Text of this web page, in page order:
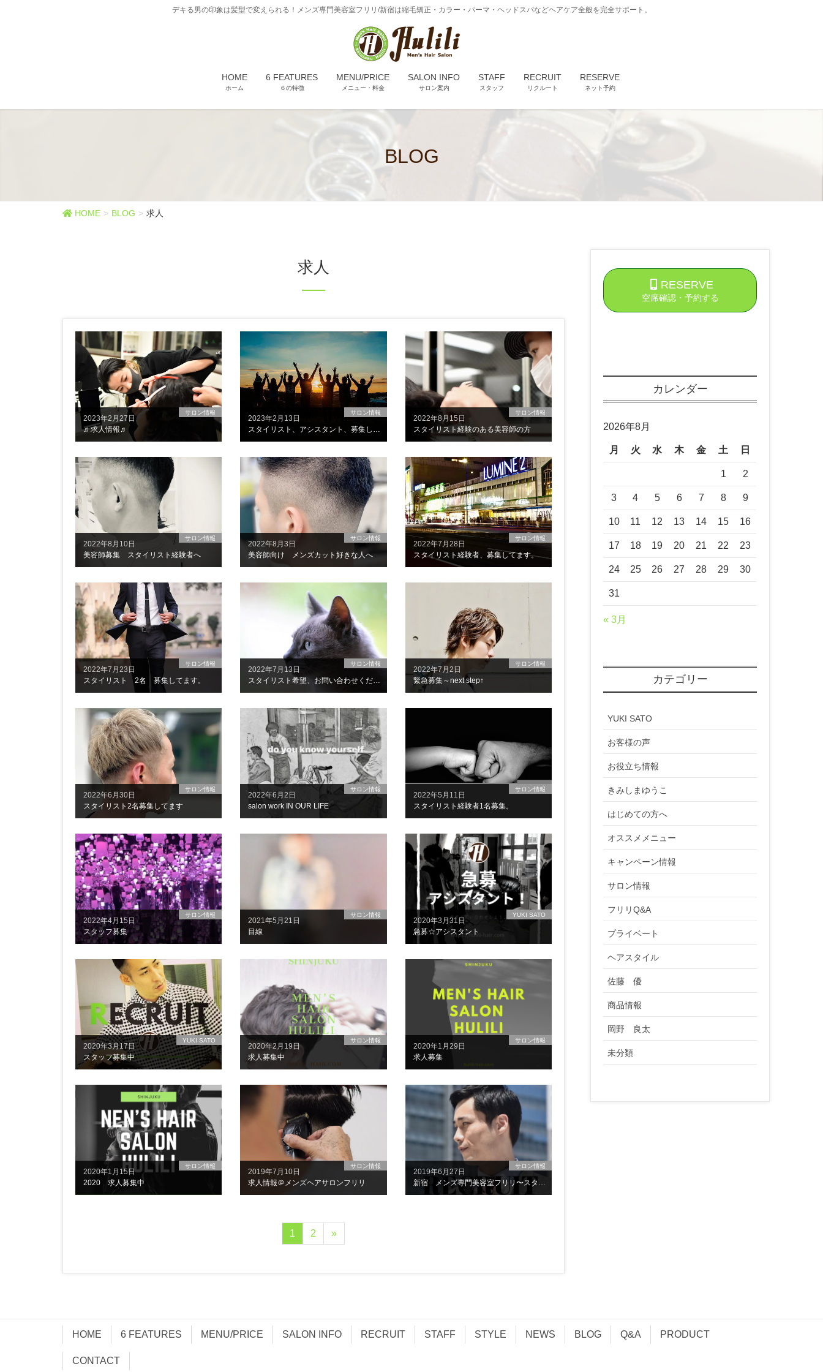
デキる男の印象は髪型で変えられる！メンズ専門美容室フリリ/新宿は縮毛矯正・カラー・パーマ・ヘッドスパなどヘアケア全般を完全サポート。
HOME
ホーム
6 FEATURES
６の特徴
MENU/PRICE
メニュー・料金
SALON INFO
サロン案内
STAFF
スタッフ
RECRUIT
リクルート
RESERVE
ネット予約
BLOG
HOME BLOG 求人
求人
2023年2月27日
サロン情報
♬求人情報♬
2023年2月13日
サロン情報
スタイリスト、アシスタント、募集しております！
2022年8月15日
サロン情報
スタイリスト経験のある美容師の方
2022年8月10日
サロン情報
美容師募集 スタイリスト経験者へ
2022年8月3日
サロン情報
美容師向け メンズカット好きな人へ
2022年7月28日
サロン情報
スタイリスト経験者、募集してます。
2022年7月23日
サロン情報
スタイリスト 2名 募集してます。
2022年7月13日
サロン情報
スタイリスト希望、お問い合わせください。
2022年7月2日
サロン情報
緊急募集～next step↑
2022年6月30日
サロン情報
スタイリスト2名募集してます
2022年6月2日
サロン情報
salon work IN OUR LIFE
2022年5月11日
サロン情報
スタイリスト経験者1名募集。
2022年4月15日
サロン情報
スタッフ募集
2021年5月21日
サロン情報
目線
2020年3月31日
YUKI SATO
急募☆アシスタント
2020年3月17日
YUKI SATO
スタッフ募集中
2020年2月19日
サロン情報
求人募集中
2020年1月29日
サロン情報
求人募集
2020年1月15日
サロン情報
2020 求人募集中
2019年7月10日
サロン情報
求人情報＠メンズヘアサロンフリリ
2019年6月27日
サロン情報
新宿 メンズ専門美容室フリリ〜スタッフ募集〜
1 2 »
RESERVE
空席確認・予約する
カレンダー
2026年8月
月 火 水 木 金 土 日
1 2
3 4 5 6 7 8 9
10 11 12 13 14 15 16
17 18 19 20 21 22 23
24 25 26 27 28 29 30
31
« 3月
カテゴリー
YUKI SATO
お客様の声
お役立ち情報
きみしまゆうこ
はじめての方へ
オススメメニュー
キャンペーン情報
サロン情報
フリリQ&A
プライベート
ヘアスタイル
佐藤 優
商品情報
岡野 良太
未分類
HOME 6 FEATURES MENU/PRICE SALON INFO RECRUIT STAFF STYLE NEWS BLOG Q&A PRODUCT
CONTACT